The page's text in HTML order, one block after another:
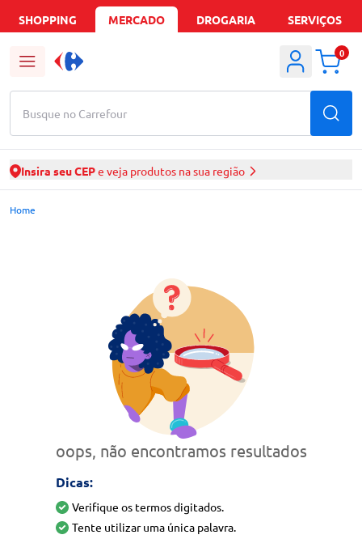
SHOPPING MERCADO DROGARIA SERVIÇOS
Busque no Carrefour
0
Insira seu CEPe veja produtos na sua região
Mercado Carrefour | Ofertas de Supermercado Delivery
Home
oops, não encontramos resultados
Dicas:
Verifique os termos digitados.
Tente utilizar uma única palavra.